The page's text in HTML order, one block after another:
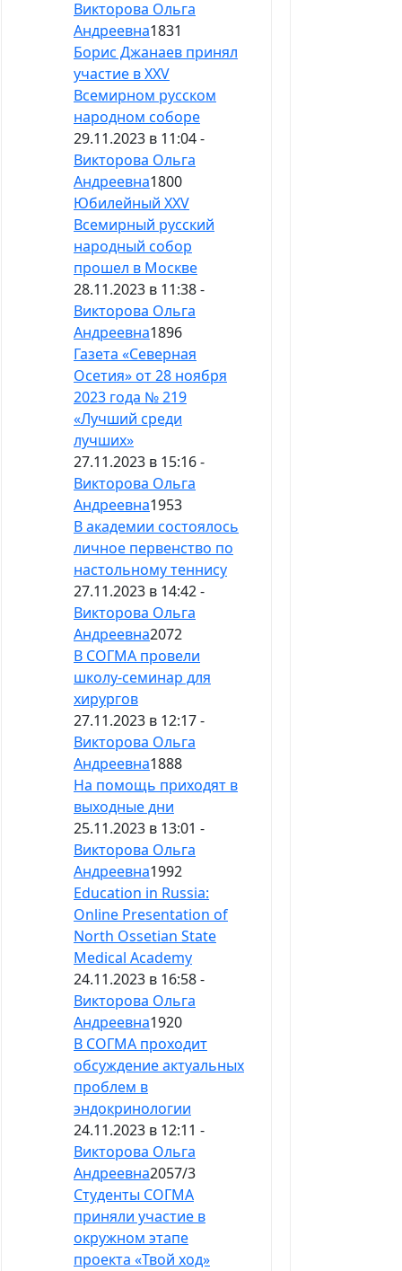
Викторова Ольга
Андреевна1831
Борис Джанаев принял
участие в XXV
Всемирном русском
народном соборе
29.11.2023 в 11:04 -
Викторова Ольга
Андреевна1800
Юбилейный XXV
Всемирный русский
народный собор
прошел в Москве
28.11.2023 в 11:38 -
Викторова Ольга
Андреевна1896
Газета «Северная
Осетия» от 28 ноября
2023 года № 219
«Лучший среди
лучших»
27.11.2023 в 15:16 -
Викторова Ольга
Андреевна1953
В академии состоялось
личное первенство по
настольному теннису
27.11.2023 в 14:42 -
Викторова Ольга
Андреевна2072
В СОГМА провели
школу-семинар для
хирургов
27.11.2023 в 12:17 -
Викторова Ольга
Андреевна1888
На помощь приходят в
выходные дни
25.11.2023 в 13:01 -
Викторова Ольга
Андреевна1992
Education in Russia:
Online Presentation of
North Ossetian State
Medical Academy
24.11.2023 в 16:58 -
Викторова Ольга
Андреевна1920
В СОГМА проходит
обсуждение актуальных
проблем в
эндокринологии
24.11.2023 в 12:11 -
Викторова Ольга
Андреевна2057/3
Студенты СОГМА
приняли участие в
окружном этапе
проекта «Твой ход»